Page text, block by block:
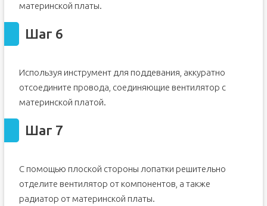
материнской платы.
Шаг 6
Используя инструмент для поддевания, аккуратно
отсоедините провода, соединяющие вентилятор с
материнской платой.
Шаг 7
С помощью плоской стороны лопатки решительно
отделите вентилятор от компонентов, а также
радиатор от материнской платы.